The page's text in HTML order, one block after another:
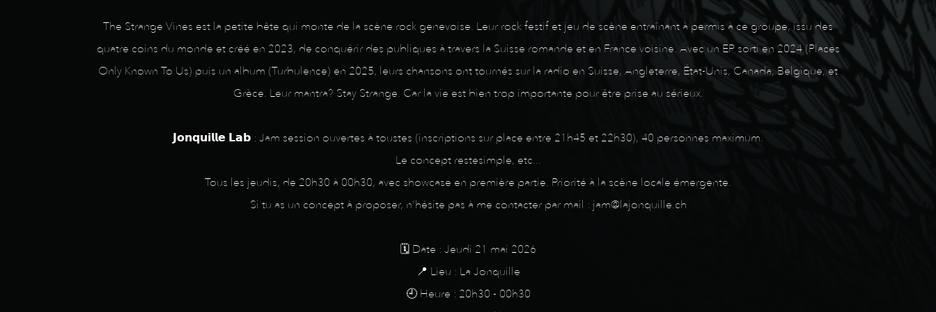
The Strange Vines est la petite bête qui monte de la scène rock genevoise. Leur rock festif et jeu de scène entraînant à permis à ce groupe, issu des
quatre coins du monde et créé en 2023, de conquérir des publiques à travers la Suisse romande et en France voisine. Avec un EP sorti en 2024 (Places
Only Known To Us) puis un album (Turbulence) en 2025, leurs chansons ont tournés sur la radio en Suisse, Angleterre, État-Unis, Canada, Belgique, et
Grèce. Leur mantra? Stay Strange. Car la vie est bien trop importante pour être prise au sérieux.
𝗝𝗼𝗻𝗾𝘂𝗶𝗹𝗹𝗲 𝗟𝗮𝗯 : Jam session ouvertes à toustes (inscriptions sur place entre 21h45 et 22h30), 40 personnes maximum.
Le concept restesimple, etc...
Tous les jeudis, de 20h30 à 00h30, avec showcase en première partie. Priorité à la scène locale émergente.
Si tu as un concept à proposer, n’hésite pas à me contacter par mail : jam@lajonquille.ch
🗓️ Date : Jeudi 21 mai 2026
📍 Lieu : La Jonquille
🕘 Heure : 20h30 - 00h30